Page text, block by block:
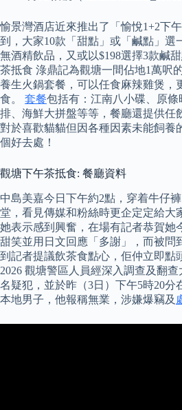
愉景灣酒店近來推出了「愉悅1+2下
到，大家10款「甜點」或「鹹點」選
無酒精飲品，又或以$198選擇3款鹹
茶抵食 淥鼎記為觀塘一間佔地1萬呎
養生火鍋套餐，可以任食麻辣雞煲，
食。 套餐包括有：江南八小碟、原
排、海鮮大拼盤等等，餐廳還提供任
對於喜歡貓貓但因各種因素未能飼養
個好去處！
觀塘下午茶抵食: 餐廳資料
中島美嘉今日下午約2點，穿着牛仔
堂，看見傳媒和粉絲時更企定定給大
她表示感到興奮，在場有記者恭賀她
甜笑並用日文回應「多謝」，而被問
到記者提議飲茶食點心，佢仲立即點
2026 觀塘警區人員經深入調查及翻
名疑犯，並於昨（3日）下午5時20分
本地男子，他報稱無業，涉嫌爆竊及